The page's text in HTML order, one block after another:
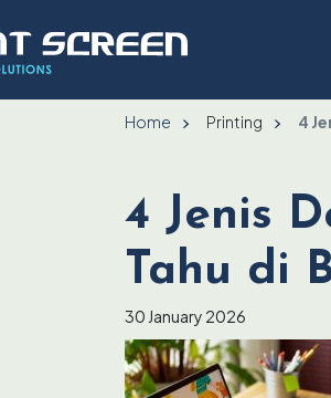
Home Printing 4
4 Jenis
Tahu di
30 January 2026